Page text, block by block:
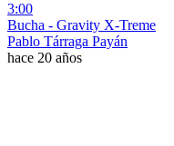
3:00
Bucha - Gravity X-Treme
Pablo Tárraga Payán
hace 20 años